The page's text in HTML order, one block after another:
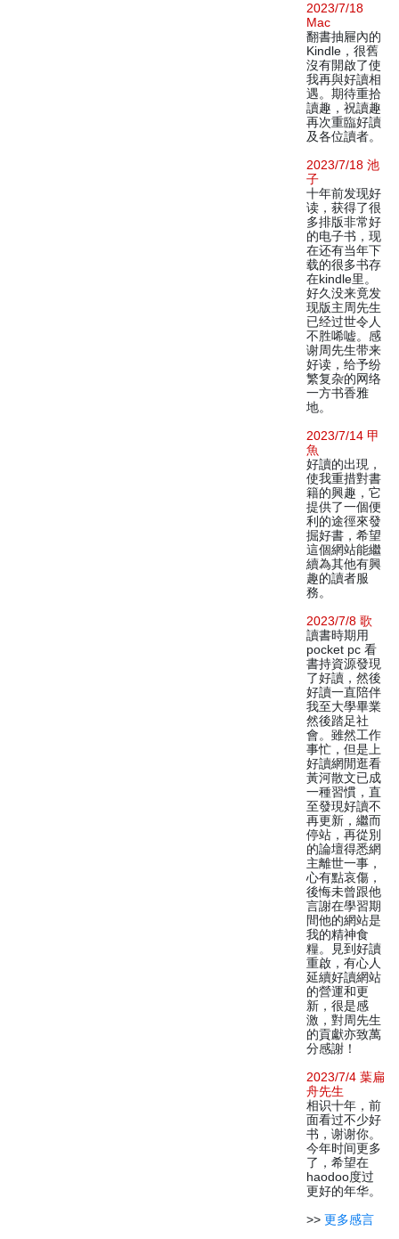
2023/7/18
Mac
翻書抽屜內的
Kindle，很舊
沒有開啟了使
我再與好讀相
遇。期待重拾
讀趣，祝讀趣
再次重臨好讀
及各位讀者。
2023/7/18 池
子
十年前发现好
读，获得了很
多排版非常好
的电子书，现
在还有当年下
载的很多书存
在kindle里。
好久没来竟发
现版主周先生
已经过世令人
不胜唏嘘。感
谢周先生带来
好读，给予纷
繁复杂的网络
一方书香雅
地。
2023/7/14 甲
魚
好讀的出現，
使我重措對書
籍的興趣，它
提供了一個便
利的途徑來發
掘好書，希望
這個網站能繼
續為其他有興
趣的讀者服
務。
2023/7/8 歌
讀書時期用
pocket pc 看
書持資源發現
了好讀，然後
好讀一直陪伴
我至大學畢業
然後踏足社
會。雖然工作
事忙，但是上
好讀網閒逛看
黃河散文已成
一種習慣，直
至發現好讀不
再更新，繼而
停站，再從別
的論壇得悉網
主離世一事，
心有點哀傷，
後悔未曾跟他
言謝在學習期
間他的網站是
我的精神食
糧。見到好讀
重啟，有心人
延續好讀網站
的營運和更
新，很是感
激，對周先生
的貢獻亦致萬
分感謝！
2023/7/4 葉扁
舟先生
相识十年，前
面看过不少好
书，谢谢你。
今年时间更多
了，希望在
haodoo度过
更好的年华。
>> 更多感言